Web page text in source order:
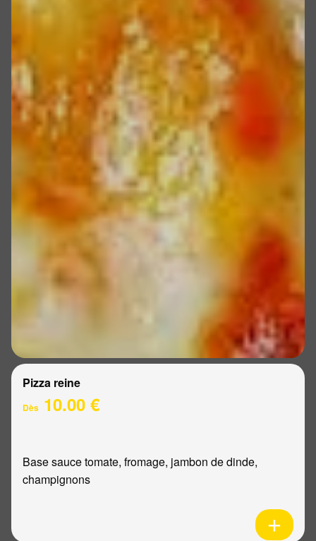
Pizza reine
Dès 10.00 €
Base sauce tomate, fromage, jambon de dinde,
champignons